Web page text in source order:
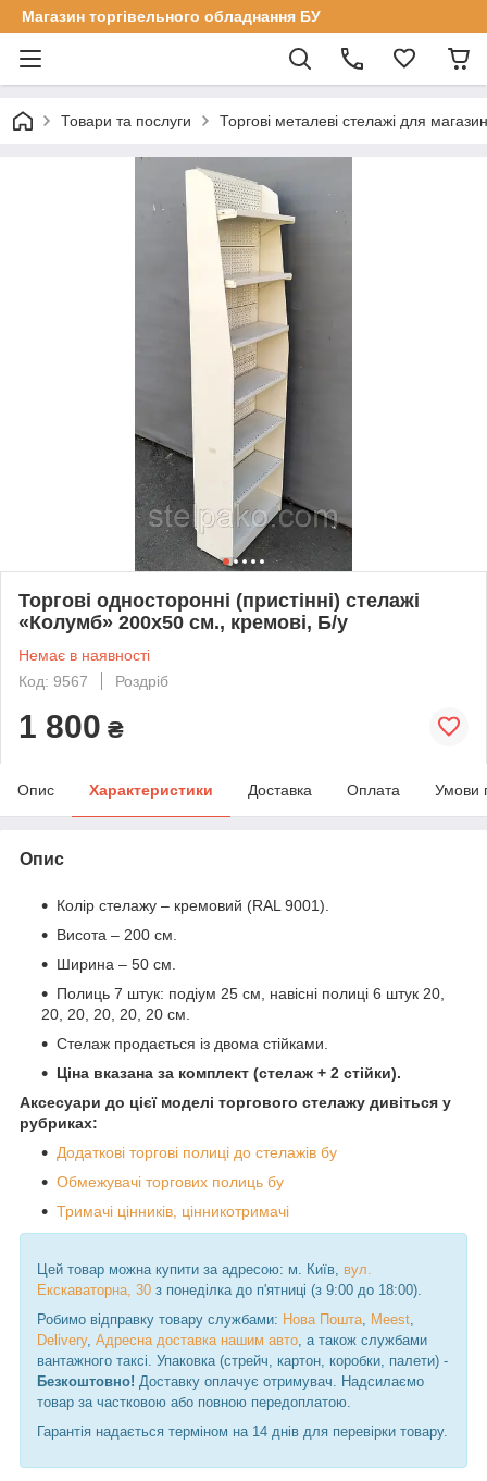
Магазин торгівельного обладнання БУ
Товари та послуги Торгові металеві стелажі для
Торгові односторонні (пристінні) стелажі
«Колумб» 200х50 см., кремові, Б/у
Немає в наявності
Код: 9567
Роздріб
1 800 ₴
Опис Характеристики Доставка Оплата Умови
Опис
Колір стелажу – кремовий (RAL 9001).
Висота – 200 см.
Ширина – 50 см.
Полиць 7 штук: подіум 25 см, навісні полиці 6 штук 20,
20, 20, 20, 20, 20 см.
Стелаж продається із двома стійками.
Ціна вказана за комплект (стелаж + 2 стійки).
Аксесуари до цієї моделі торгового стелажу дивіться у
рубриках:
Додаткові торгові полиці до стелажів бу
Обмежувачі торгових полиць бу
Тримачі цінників, цінникотримачі
Цей товар можна купити за адресою: м. Київ, вул.
Екскаваторна, 30 з понеділка до п'ятниці (з 9:00 до 18:00).
Робимо відправку товару службами: Нова Пошта Meest
Delivery, Адресна доставка нашим авто , а також службами
вантажного таксі. Упаковка (стрейч, картон, коробки, палети) -
Безкоштовно! Доставку оплачує отримувач. Надсилаємо
товар за частковою або повною передоплатою.
Гарантія надається терміном на 14 днів для перевірки товару.